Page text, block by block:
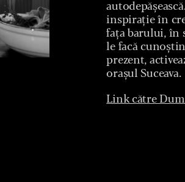
inspirație în
fața barului, în
le facă
prezent,
orașul Suceava.
Link către